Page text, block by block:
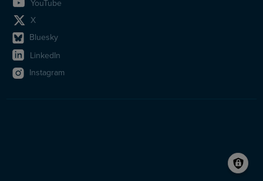
YouTube
X
Bluesky
LinkedIn
Instagram